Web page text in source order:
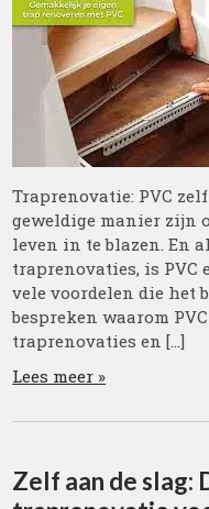
Traprenovatie: PVC
geweldige manier zijn
leven in te blazen. En
traprenovaties, is PVC
vele voordelen die het
bespreken waarom
traprenovaties en […]
Lees meer »
Zelf aan de slag: